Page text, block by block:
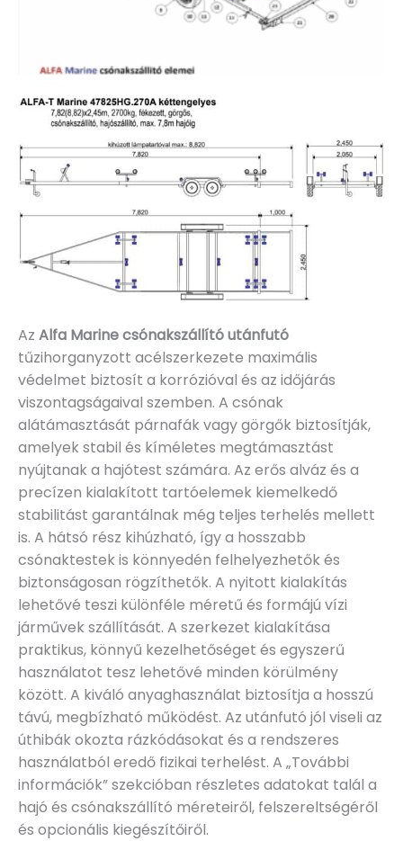
Az Alfa Marine csónakszállító utánfutó
tűzihorganyzott acélszerkezete maximális
védelmet biztosít a korrózióval és az időjárás
viszontagságaival szemben. A csónak
alátámasztását párnafák vagy görgők biztosítják,
amelyek stabil és kíméletes megtámasztást
nyújtanak a hajótest számára. Az erős alváz és a
precízen kialakított tartóelemek kiemelkedő
stabilitást garantálnak még teljes terhelés mellett
is. A hátsó rész kihúzható, így a hosszabb
csónaktestek is könnyedén felhelyezhetők és
biztonságosan rögzíthetők. A nyitott kialakítás
lehetővé teszi különféle méretű és formájú vízi
járművek szállítását. A szerkezet kialakítása
praktikus, könnyű kezelhetőséget és egyszerű
használatot tesz lehetővé minden körülmény
között. A kiváló anyaghasználat biztosítja a hosszú
távú, megbízható működést. Az utánfutó jól viseli az
úthibák okozta rázkódásokat és a rendszeres
használatból eredő fizikai terhelést. A „További
információk” szekcióban részletes adatokat talál a
hajó és csónakszállító méreteiről, felszereltségéről
és opcionális kiegészítőiről.